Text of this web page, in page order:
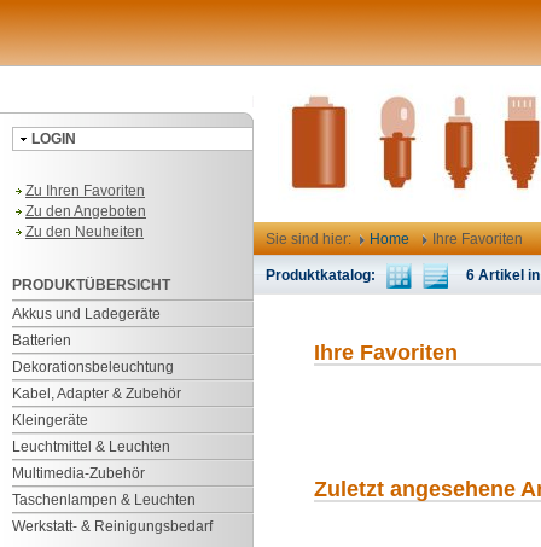
LOGIN
Zu Ihren Favoriten
Zu den Angeboten
Zu den Neuheiten
PRODUKTÜBERSICHT
Akkus und Ladegeräte
Batterien
Dekorationsbeleuchtung
Kabel, Adapter & Zubehör
Kleingeräte
Leuchtmittel & Leuchten
Multimedia-Zubehör
Taschenlampen & Leuchten
Werkstatt- & Reinigungsbedarf
Sie sind hier: Home Ihre Favoriten
Produktkatalog: 6 Artikel in
Ihre Favoriten
Zuletzt angesehene